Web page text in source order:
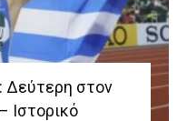
Δεύτερη στον
Ιστορικό